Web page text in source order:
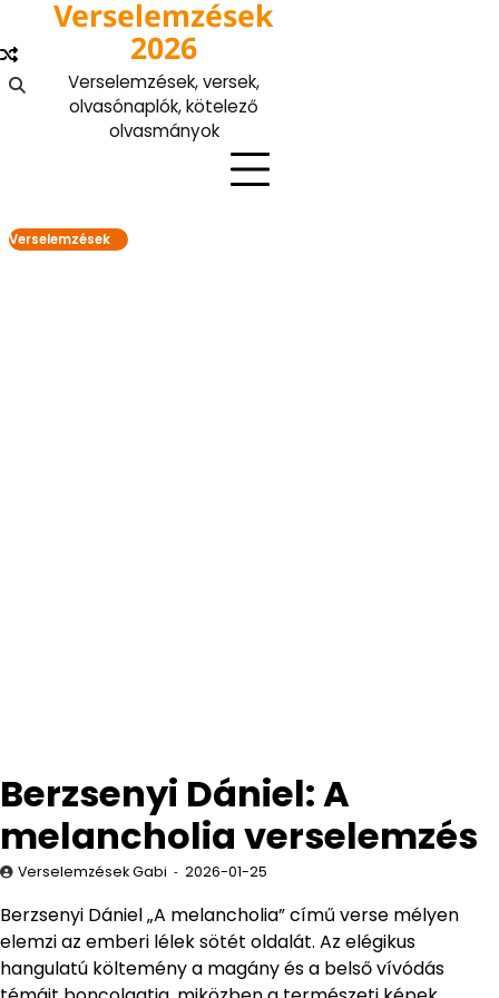
content
Verselemzések
2026
Verselemzések, versek,
olvasónaplók, kötelező
olvasmányok
Verselemzések
Berzsenyi Dániel: A
melancholia verselemzés
Verselemzések Gabi 2026-01-25
Berzsenyi Dániel „A melancholia” című verse mélyen
elemzi az emberi lélek sötét oldalát. Az elégikus
hangulatú költemény a magány és a belső vívódás